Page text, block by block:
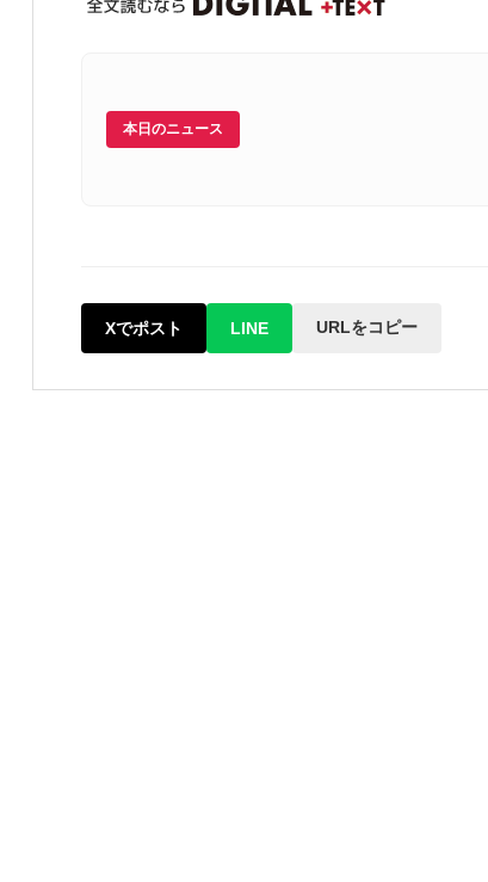
本日のニュース
Xでポスト LINE URLをコピー